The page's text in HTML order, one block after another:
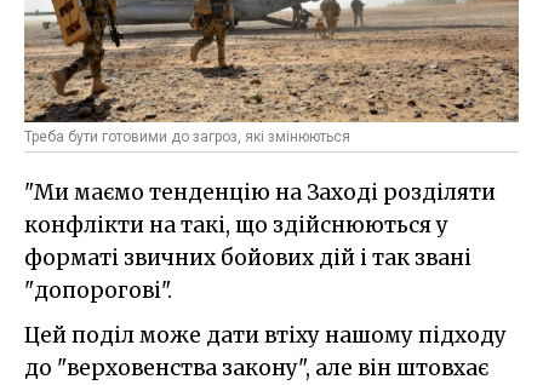
Треба бути готовими до загроз, які змінюються
"Ми маємо тенденцію на Заході розділяти
конфлікти на такі, що здійснюються у
форматі звичних бойових дій і так звані
"допорогові".
Цей поділ може дати втіху нашому підходу
до "верховенства закону", але він штовхає